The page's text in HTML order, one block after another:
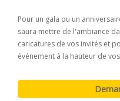
Pour un gala ou un
saura mettre de l'ambiance
caricatures de vos invités et
événement à la hauteur de